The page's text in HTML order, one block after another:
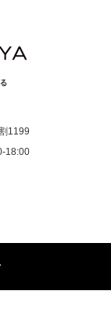
1199
18:00